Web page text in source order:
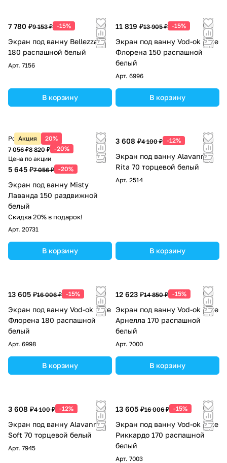
7 780 ₽9 153 ₽ -15%
Экран под ванну Bellezza
180 распашной белый
Арт. 7156
В корзину
11 819 ₽13 905 ₽ -15%
Экран под ванну Vod-ok Elite
Флорена 150 распашной
белый
Арт. 6996
В корзину
Акция 20%
Розничная цена
7 056 ₽8 820 ₽ -20%
Цена по акции
5 645 ₽7 056 ₽ -20%
Экран под ванну Misty
Лаванда 150 раздвижной
белый
Скидка 20% в подарок!
Арт. 20731
В корзину
3 608 ₽4 100 ₽ -12%
Экран под ванну Alavann
Rita 70 торцевой белый
Арт. 2514
В корзину
13 605 ₽16 006 ₽ -15%
Экран под ванну Vod-ok Elite
Флорена 180 распашной
белый
Арт. 6998
В корзину
12 623 ₽14 850 ₽ -15%
Экран под ванну Vod-ok Elite
Арнелла 170 распашной
белый
Арт. 7000
В корзину
3 608 ₽4 100 ₽ -12%
Экран под ванну Alavann
Soft 70 торцевой белый
Арт. 7945
13 605 ₽16 006 ₽ -15%
Экран под ванну Vod-ok Elite
Риккардо 170 распашной
белый
Арт. 7003